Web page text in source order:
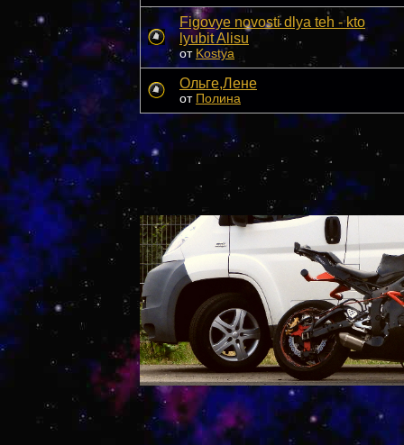
Figovye novosti dlya teh - kto
lyubit Alisu
от Kostya
Ольге,Лене
от Полина